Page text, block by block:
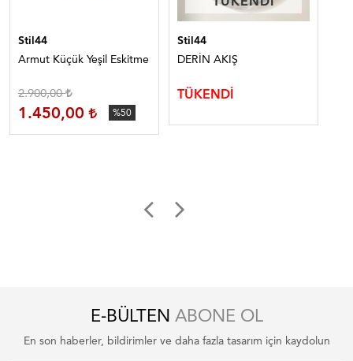
Stil44
Armut Küçük Yeşil Eskitme
2.900,00
1.450,00 %50
Stil44
DERİN AKIŞ
TÜKENDİ
E-BÜLTEN ABONE OL
En son haberler, bildirimler ve daha fazla tasarım için kaydolun